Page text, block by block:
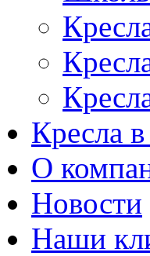
Кресла
О
Новости
Наши